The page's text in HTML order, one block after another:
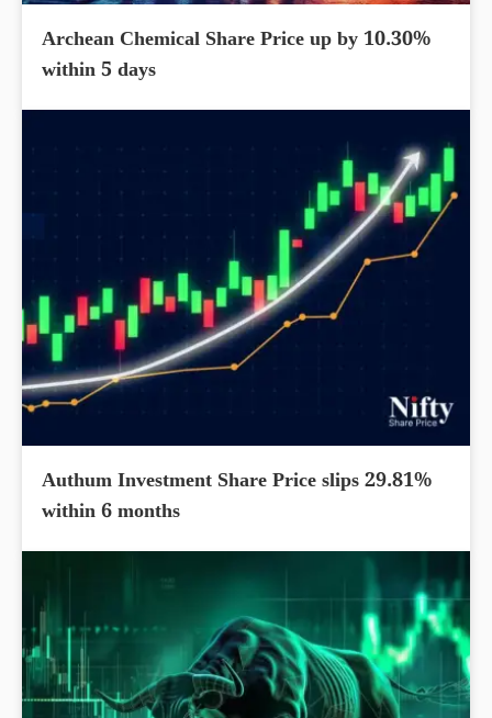
Archean Chemical Share Price up by 10.30%
within 5 days
Authum Investment Share Price slips 29.81%
within 6 months